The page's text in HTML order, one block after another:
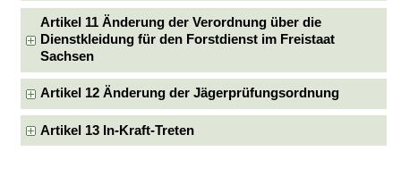
Artikel 11 Änderung der Verordnung über die
Dienstkleidung für den Forstdienst im Freistaat
Sachsen
Artikel 12 Änderung der Jägerprüfungsordnung
Artikel 13 In-Kraft-Treten